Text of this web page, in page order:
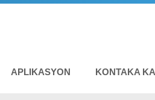
APLIKASYON KONTAKA